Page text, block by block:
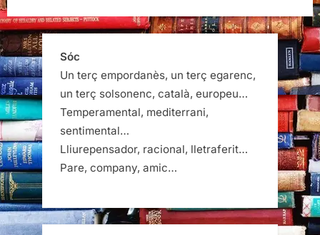
Sóc
Un terç empordanès, un terç egarenc,
un terç solsonenc, català, europeu…
Temperamental, mediterrani,
sentimental…
Lliurepensador, racional, lletraferit…
Pare, company, amic…